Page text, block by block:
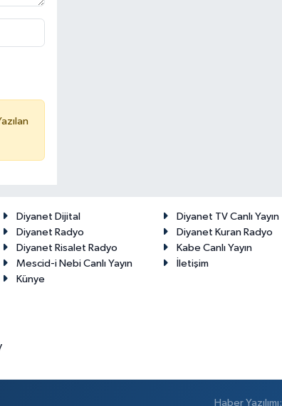
Diyanet Dijital
Diyanet TV Canlı Yayın
Diyanet Radyo
Diyanet Kuran Radyo
Diyanet Risalet Radyo
Kabe Canlı Yayın
Mescid-i Nebi Canlı Yayın
İletişim
Künye
Haber Yazılımı: